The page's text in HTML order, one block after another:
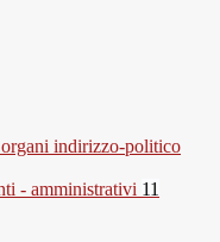
indirizzo-politico
- amministrativi 11